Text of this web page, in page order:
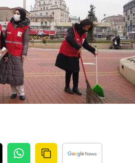
Bilecik
Bingöl
Bitlis
Bolu
Burdur
Çankırı